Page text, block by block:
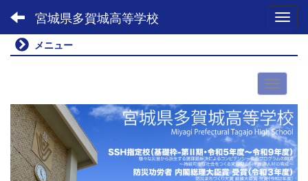
宮城県多賀城高等学校
メニュー